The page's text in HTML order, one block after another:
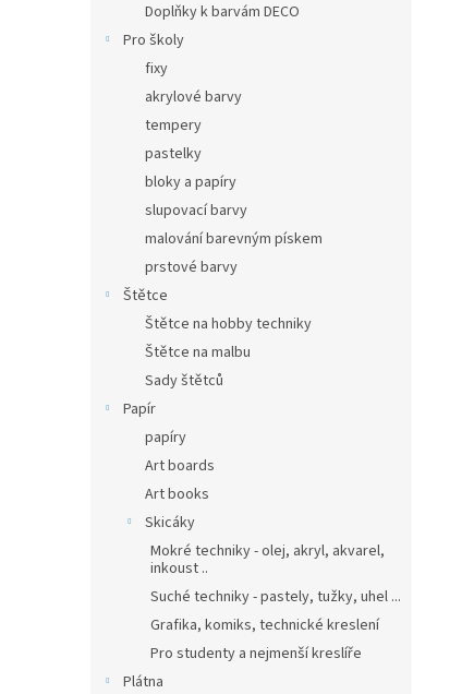
Doplňky k barvám DECO
Pro školy
fixy
akrylové barvy
tempery
pastelky
bloky a papíry
slupovací barvy
malování barevným pískem
prstové barvy
Štětce
Štětce na hobby techniky
Štětce na malbu
Sady štětců
Papír
papíry
Art boards
Art books
Skicáky
Mokré techniky - olej, akryl, akvarel,
inkoust ..
Suché techniky - pastely, tužky, uhel ...
Grafika, komiks, technické kreslení
Pro studenty a nejmenší kreslíře
Plátna